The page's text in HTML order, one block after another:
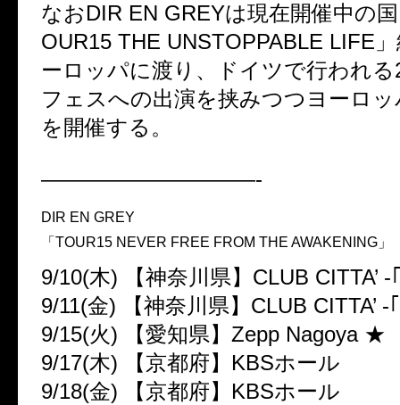
なおDIR EN GREYは現在開催中の
OUR15 THE UNSTOPPABLE LIFE
ーロッパに渡り、ドイツで行われ
フェスへの出演を挟みつつヨーロ
を開催する。
——————————-
DIR EN GREY
「TOUR15 NEVER FREE FROM THE AWAKENING」
9/10(木) 【神奈川県】CLUB CITTA’ -
9/11(金) 【神奈川県】CLUB CITTA’ -
9/15(火) 【愛知県】Zepp Nagoya ★
9/17(木) 【京都府】KBSホール
9/18(金) 【京都府】KBSホール